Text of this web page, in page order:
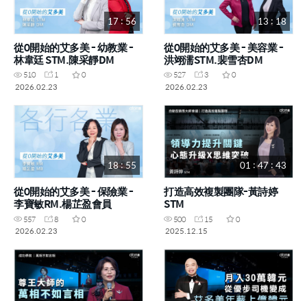
17 : 56
從0開始的艾多美 - 幼教業 -
林韋廷 STM.陳采靜DM
510 1
0
2026.02.23
13 : 18
從0開始的艾多美 - 美容業 -
洪翊濡STM.裴雪杏DM
527 3
0
2026.02.23
18 : 55
從0開始的艾多美 - 保險業 -
李寶敏RM.楊芷盈會員
557 8
0
2026.02.23
01 : 47 : 43
打造高效複製團隊-黃詩婷
STM
500 15
0
2025.12.15